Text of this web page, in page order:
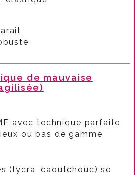
de mauvaise
avec technique parfaite
ou bas de gamme
(lycra, caoutchouc) se